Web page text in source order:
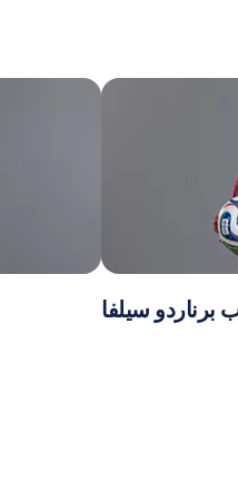
برناردو سيلفا